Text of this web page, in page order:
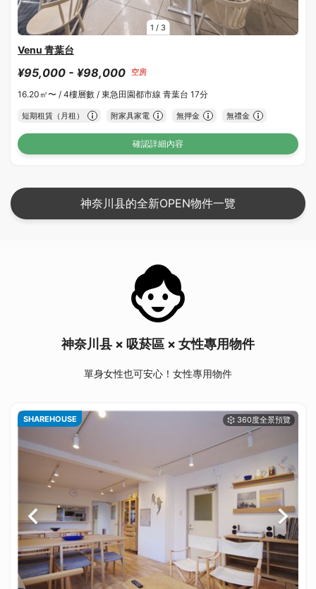
1 / 3
Venu 青葉台
¥95,000 - ¥98,000 空房
16.20㎡〜 / 4樓層數 / 東急田園都市線 青葉台 17分
短期租賃（月租） 附家具家電 無押金 無禮金
確認詳細內容
神奈川县的全新OPEN物件一覽
神奈川县 × 吸菸區 × 女性專用物件
單身女性也可安心！女性專用物件
SHAREHOUSE